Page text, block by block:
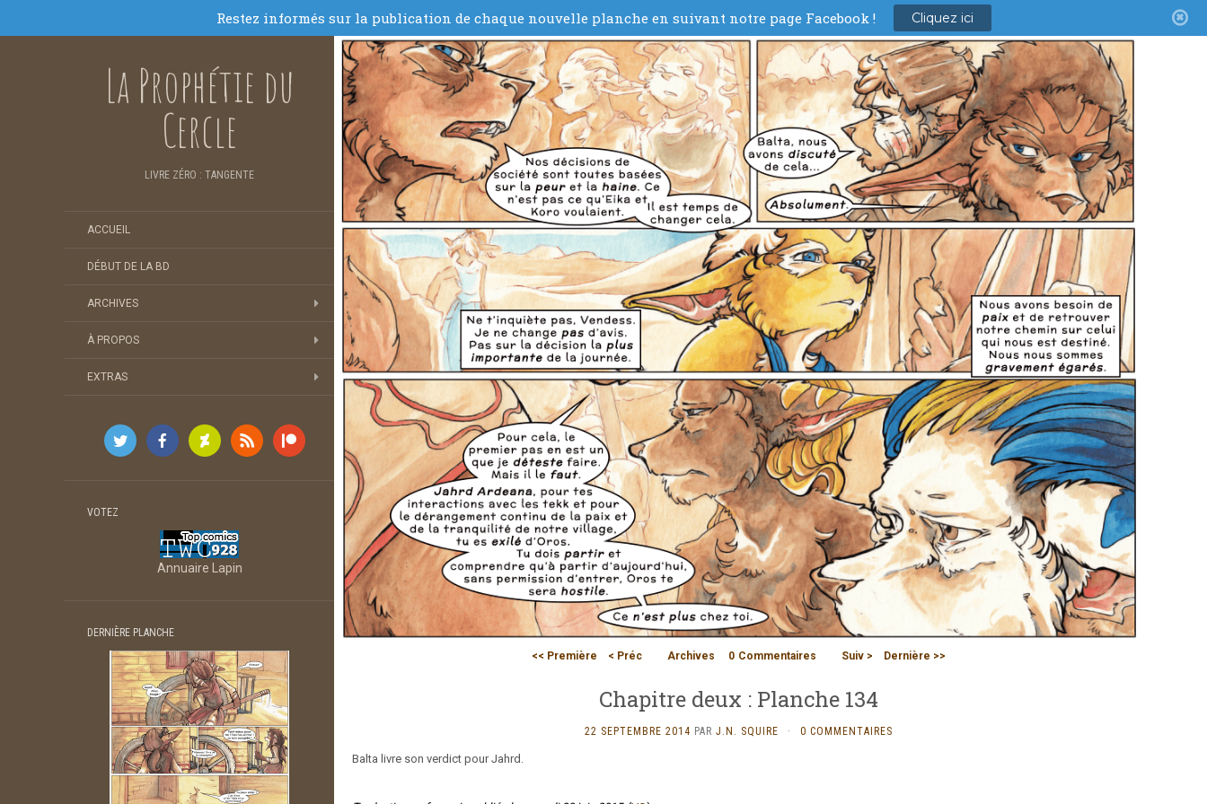
La Prophétie du
Cercle
LIVRE ZÉRO : TANGENTE
ACCUEIL
DÉBUT DE LA BD
ARCHIVES
À PROPOS
EXTRAS
VOTEZ
Annuaire Lapin
DERNIÈRE PLANCHE
<< Première
< Préc Archives 0 Commentaires Suiv > Dernière >>
Chapitre deux : Planche 134
22 SEPTEMBRE 2014 PAR J.N. SQUIRE · 0 COMMENTAIRES
Balta livre son verdict pour Jahrd.